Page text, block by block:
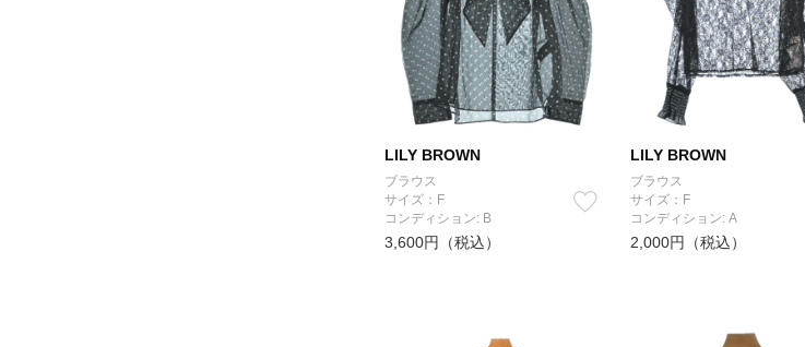
LILY BROWN
ブラウス
サイズ：F
コンディション: B
3,600円（税込）
LILY BROWN
ブラウス
サイズ：F
コンディション: A
2,000円（税込）